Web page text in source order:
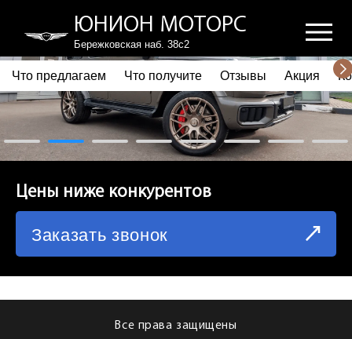
ЮНИОН МОТОРС
Бережковская наб. 38с2
ПОЧЕМУ ВЫБИРАЮТ НАС
ЧТО ПРЕДЛАГАЕМ
ЧТО ПОЛУЧИТЕ
Что предлагаем Что получите Отзывы Акция
Цены ниже конкурентов
Заказать звонок
Все права защищены